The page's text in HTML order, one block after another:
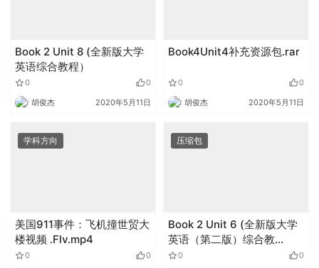
Book 2 Unit 8 (全新版大学
英语综合教程）
0 0
胡俊杰 2020年5月11日
Book4Unit4补充资源包.rar
0 0
胡俊杰 2020年5月11日
学科方向
美国911事件：飞机撞世贸大
楼视频 .Flv.mp4
0 0
压缩包
Book 2 Unit 6 (全新版大学
英语（第二版）综合教
程).zip
0 0